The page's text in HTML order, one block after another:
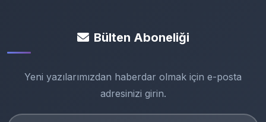
Bülten Aboneliği
Yeni yazılarımızdan haberdar olmak için e-posta
adresinizi girin.